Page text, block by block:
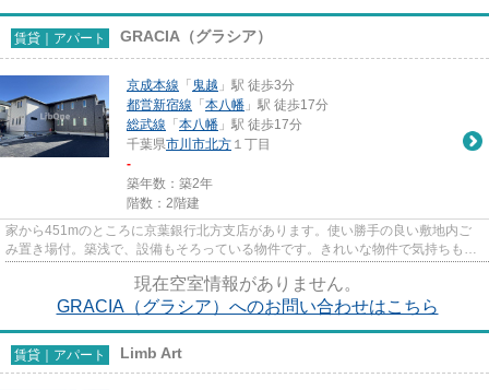
賃貸｜アパート GRACIA（グラシア）
京成本線 「 鬼越 」駅 徒歩3分
都営新宿線 「 本八幡 」駅 徒歩17分
総武線 「 本八幡 」駅 徒歩17分
千葉県市川市北方 １丁目
-
築年数：築2年
階数：2階建
家から451mのところに京葉銀行北方支店があります。使い勝手の良い敷地内ご
み置き場付。築浅で、設備もそろっている物件です。きれいな物件で気持ちもフ
現在空室情報がありません。
GRACIA（グラシア）へのお問い合わせはこちら
賃貸｜アパート Limb Art